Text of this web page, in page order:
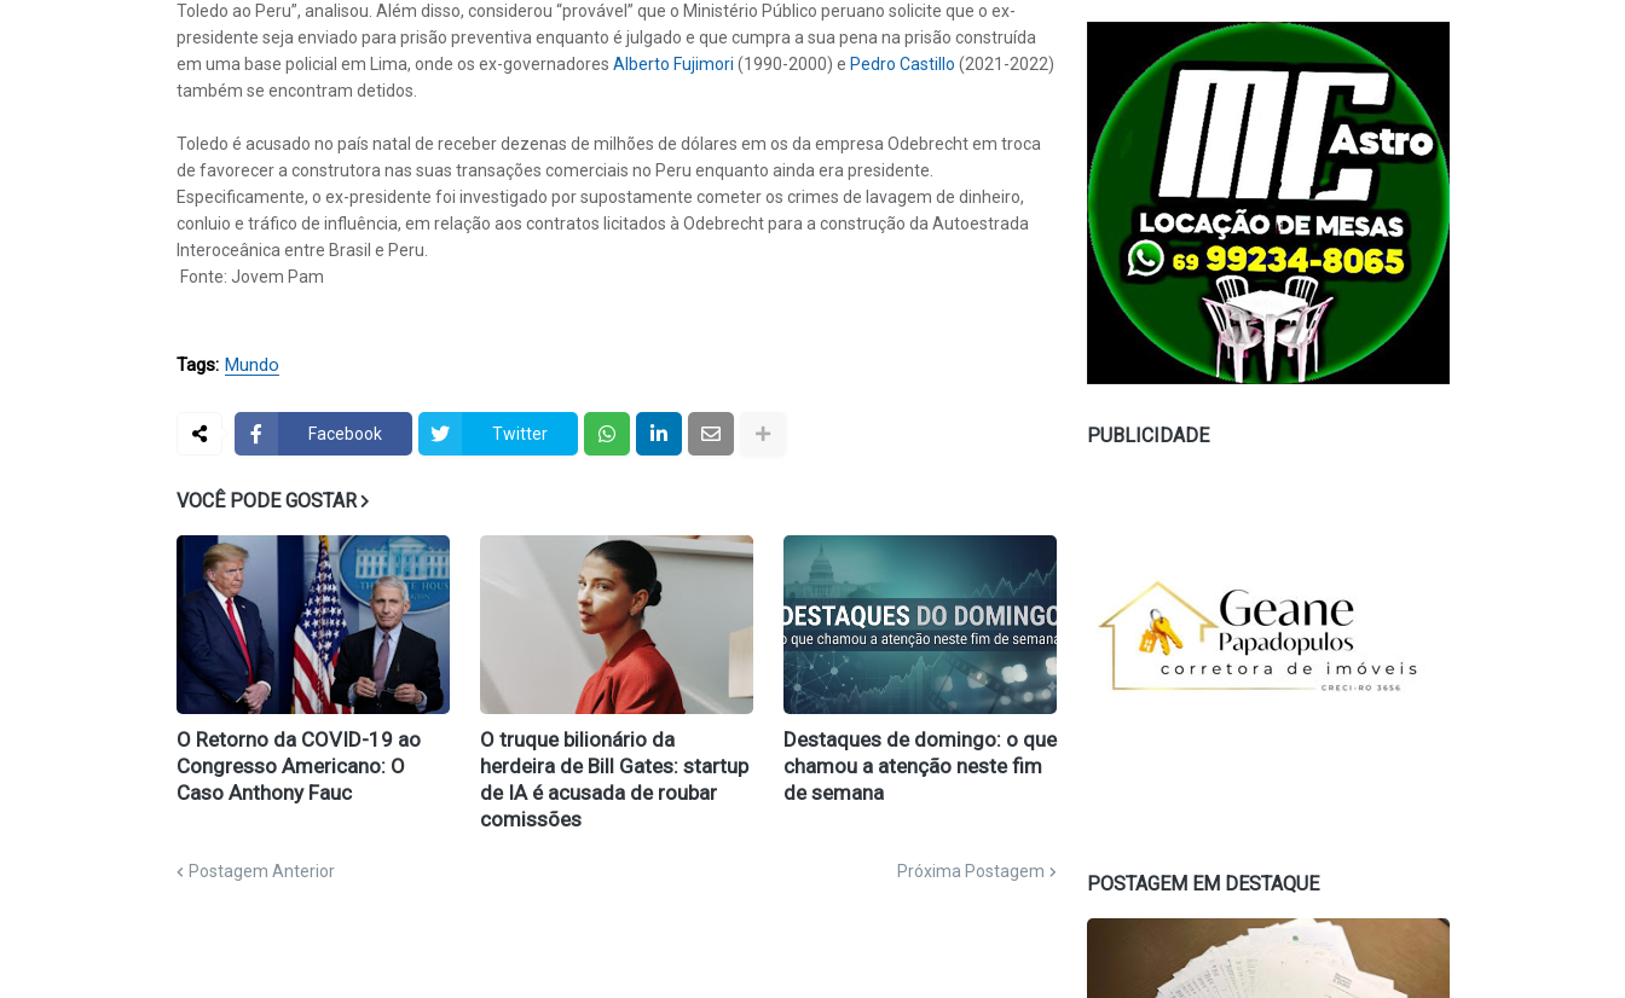
Toledo ao Peru”, analisou. Além disso, considerou “provável” que o Ministério Público peruano solicite que o ex-
presidente seja enviado para prisão preventiva enquanto é julgado e que cumpra a sua pena na prisão construída
em uma base policial em Lima, onde os ex-governadores Alberto Fujimori (1990-2000) e Pedro Castillo (2021-2022)
também se encontram detidos.
Toledo é acusado no país natal de receber dezenas de milhões de dólares em os da empresa Odebrecht em troca
de favorecer a construtora nas suas transações comerciais no Peru enquanto ainda era presidente.
Especificamente, o ex-presidente foi investigado por supostamente cometer os crimes de lavagem de dinheiro,
conluio e tráfico de influência, em relação aos contratos licitados à Odebrecht para a construção da Autoestrada
Interoceânica entre Brasil e Peru.
Fonte: Jovem Pam
Tags: Mundo
Facebook Twitter
VOCÊ PODE GOSTAR
O Retorno da COVID-19 ao
Congresso Americano: O
Caso Anthony Fauc
O truque bilionário da
herdeira de Bill Gates: startup
de IA é acusada de roubar
comissões
Destaques de domingo: o que
chamou a atenção neste fim
de semana
Postagem Anterior Próxima Postagem
PUBLICIDADE
POSTAGEM EM DESTAQUE